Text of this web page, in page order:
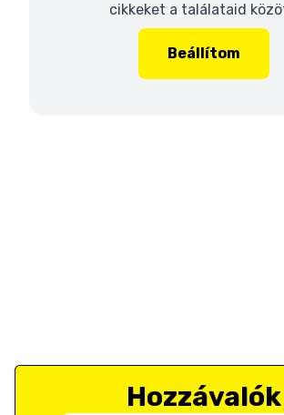
cikkeket a találataid
Beállítom
Hozzávalók